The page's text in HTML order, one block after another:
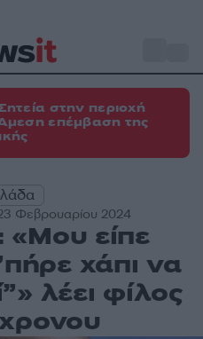
στην περιοχή
επέμβαση της
Φεβρουαρίου 2024
είπε
χάπι να
λέει φίλος